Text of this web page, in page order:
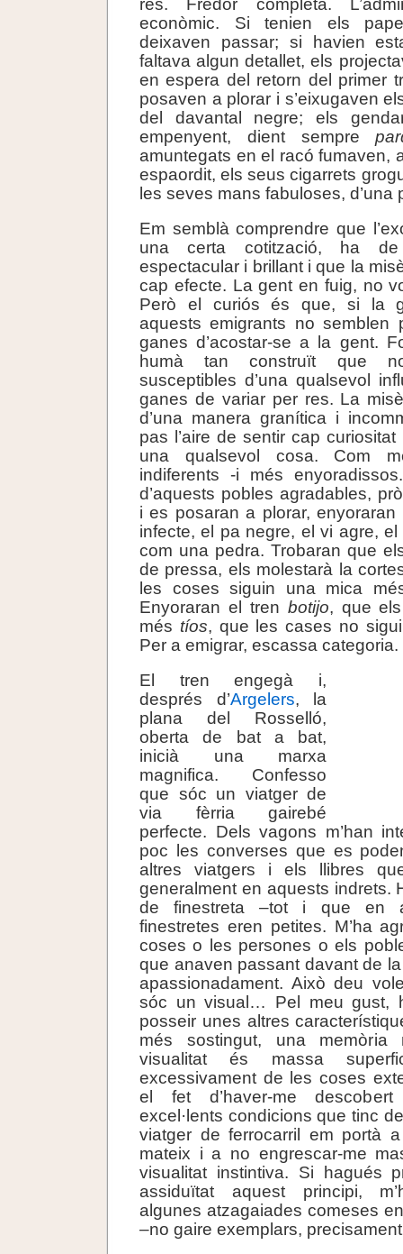
res. Fredor completa.
econòmic. Si tenien els
deixaven passar; si havien
faltava algun detallet, els
en espera del retorn del primer
posaven a plorar i s’eixugaven
del davantal negre; els
empenyent, dient sempre
amuntegats en el racó fumaven,
espaordit, els seus cigarrets
les seves mans fabuloses, d’una
Em semblà comprendre que
una certa cotització, ha
espectacular i brillant i que la
cap efecte. La gent en fuig, no
Però el curiós és que, si la
aquests emigrants no semblen
ganes d’acostar-se a la gent.
humà tan construït que
susceptibles d’una qualsevol
ganes de variar per res. La
d’una manera granítica i
pas l’aire de sentir cap curiositat
una qualsevol cosa. Com
indiferents -i més
d’aquests pobles agradables,
i es posaran a plorar, enyoraran
infecte, el pa negre, el vi agre,
com una pedra. Trobaran que
de pressa, els molestarà la
les coses siguin una mica
Enyoraran el tren botijo, que
més tíos, que les cases no
Per a emigrar, escassa categoria.
El tren engegà i,
després d’Argelers, la
plana del Rosselló,
oberta de bat a bat,
inicià una marxa
magnifica. Confesso
que sóc un viatger de
via fèrria gairebé
perfecte. Dels vagons m’han
poc les converses que es
altres viatgers i els llibres
generalment en aquests indrets.
de finestreta –tot i que en
finestretes eren petites. M’ha
coses o les persones o els
que anaven passant davant de
apassionadament. Això deu
sóc un visual… Pel meu gust,
posseir unes altres
més sostingut, una memòria
visualitat és massa
excessivament de les coses
el fet d’haver-me
excel·lents condicions que tinc
viatger de ferrocarril em portà
mateix i a no engrescar-me
visualitat instintiva. Si hagués
assiduïtat aquest principi,
algunes atzagaiades comeses
–no gaire exemplars,